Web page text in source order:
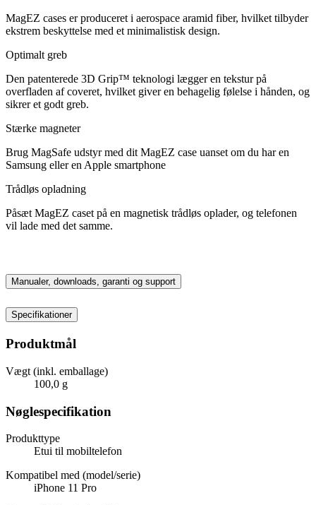
MagEZ cases er produceret i aerospace aramid fiber, hvilket tilbyder
ekstrem beskyttelse med et minimalistisk design.
Optimalt greb
Den patenterede 3D Grip™ teknologi lægger en tekstur på
overfladen af coveret, hvilket giver en behagelig følelse i hånden, og
sikrer et godt greb.
Stærke magneter
Brug MagSafe udstyr med dit MagEZ case uanset om du har en
Samsung eller en Apple smartphone
Trådløs opladning
Påsæt MagEZ caset på en magnetisk trådløs oplader, og telefonen
vil lade med det samme.
Manualer, downloads, garanti og support
Specifikationer
Produktmål
Vægt (inkl. emballage)
100,0 g
Nøglespecifikation
Produkttype
Etui til mobiltelefon
Kompatibel med (model/serie)
iPhone 11 Pro